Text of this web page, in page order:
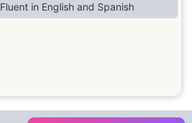
Fluent in English and Spanish